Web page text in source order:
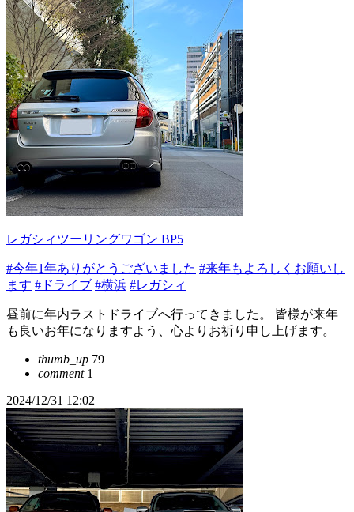
レガシィツーリングワゴン BP5
#今年1年ありがとうございました #来年もよろしくお願いし
ます #ドライブ #横浜 #レガシィ
昼前に年内ラストドライブへ行ってきました。 皆様が来年
も良いお年になりますよう、心よりお祈り申し上げます。
thumb_up 79
comment1
2024/12/31 12:02